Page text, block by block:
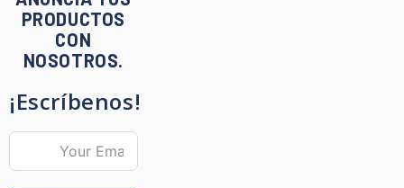
PRODUCTOS
CON
NOSOTROS.
¡Escríbenos!